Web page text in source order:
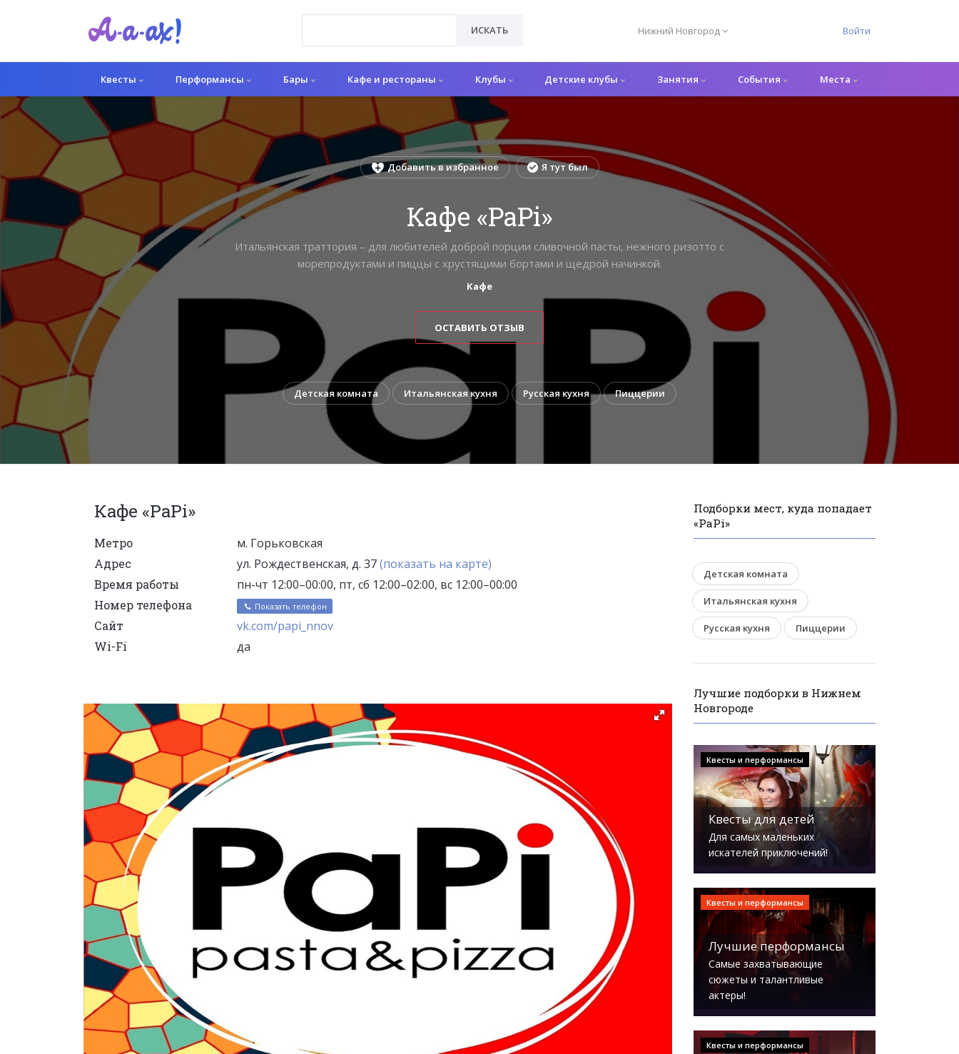
ИСКАТЬ Нижний Новгород Войти
Квесты Перформансы Бары Кафе и рестораны Клубы Детские клубы Занятия События Места
Добавить в избранное Я тут был
Кафе «PaPi»
Итальянская траттория – для любителей доброй порции сливочной пасты, нежного ризотто с
морепродуктами и пиццы с хрустящими бортами и щедрой начинкой.
Кафе
ОСТАВИТЬ ОТЗЫВ
Детская комната Итальянская кухня Русская кухня Пиццерии
Кафе «PaPi»
Метро м. Горьковская
Адрес ул. Рождественская, д. 37(показать на карте)
Время работы пн-чт 12:00–00:00, пт, сб 12:00–02:00, вс 12:00–00:00
Номер телефона Показать телефон
Сайт vk.com/papi_nnov
Wi-Fi да
Подборки мест, куда попадает
«PaPi»
Детская комната
Итальянская кухня
Русская кухня Пиццерии
Лучшие подборки в Нижнем
Новгороде
Квесты и перформансы
Квесты для детей
Для самых маленьких
искателей приключений!
Квесты и перформансы
Лучшие перформансы
Самые захватывающие
сюжеты и талантливые
актеры!
Квесты и перформансы